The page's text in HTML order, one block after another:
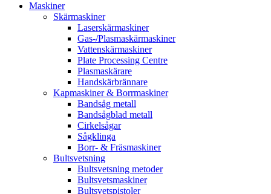
Maskiner
Skärmaskiner
Laserskärmaskiner
Gas-/Plasmaskärmaskiner
Vattenskärmaskiner
Plate Processing Centre
Plasmaskärare
Handskärbrännare
Kapmaskiner & Borrmaskiner
Bandsåg metall
Bandsågblad metall
Cirkelsågar
Sågklinga
Borr- & Fräsmaskiner
Bultsvetsning
Bultsvetsning metoder
Bultsvetsmaskiner
Bultsvetspistoler